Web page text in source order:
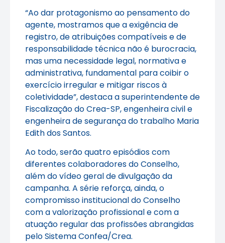
“Ao dar protagonismo ao pensamento do
agente, mostramos que a exigência de
registro, de atribuições compatíveis e de
responsabilidade técnica não é burocracia,
mas uma necessidade legal, normativa e
administrativa, fundamental para coibir o
exercício irregular e mitigar riscos à
coletividade”, destaca a superintendente de
Fiscalização do Crea-SP, engenheira civil e
engenheira de segurança do trabalho Maria
Edith dos Santos.
Ao todo, serão quatro episódios com
diferentes colaboradores do Conselho,
além do vídeo geral de divulgação da
campanha. A série reforça, ainda, o
compromisso institucional do Conselho
com a valorização profissional e com a
atuação regular das profissões abrangidas
pelo Sistema Confea/Crea.